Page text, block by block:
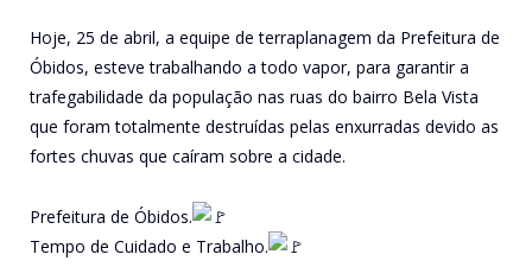
Hoje, 25 de abril, a equipe de terraplanagem da Prefeitura de
Óbidos, esteve trabalhando a todo vapor, para garantir a
trafegabilidade da população nas ruas do bairro Bela Vista
que foram totalmente destruídas pelas enxurradas devido as
fortes chuvas que caíram sobre a cidade.
Prefeitura de Óbidos.
Tempo de Cuidado e Trabalho.